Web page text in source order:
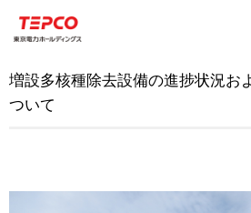
増設多核種除去設備の進捗状況お
ついて